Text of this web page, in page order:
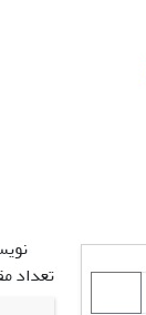
تعداد